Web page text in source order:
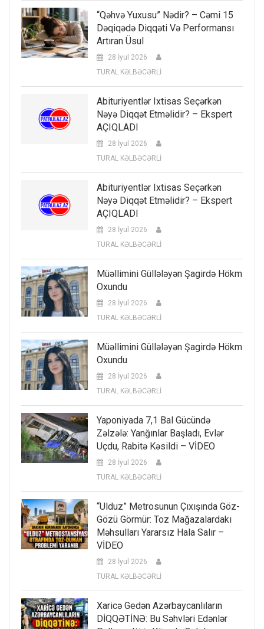
“Qəhvə Yuxusu” Nədir? – Cəmi 15
Dəqiqədə Diqqəti Və Performansı
Artıran Üsul
28 İyul 2026
TURAL KƏLBƏCƏRLİ
Abituriyentlər Ixtisas Seçərkən
Nəyə Diqqət Etməlidir? – Ekspert
AÇIQLADI
28 İyul 2026
TURAL KƏLBƏCƏRLİ
Abituriyentlər Ixtisas Seçərkən
Nəyə Diqqət Etməlidir? – Ekspert
AÇIQLADI
28 İyul 2026
TURAL KƏLBƏCƏRLİ
Müəllimini Güllələyən Şagirdə Hökm
Oxundu
28 İyul 2026
TURAL KƏLBƏCƏRLİ
Müəllimini Güllələyən Şagirdə Hökm
Oxundu
28 İyul 2026
TURAL KƏLBƏCƏRLİ
Yaponiyada 7,1 Bal Gücündə
Zəlzələ: Yanğınlar Başladı, Evlər
Uçdu, Rabitə Kəsildi – VİDEO
28 İyul 2026
TURAL KƏLBƏCƏRLİ
“Ulduz” Metrosunun Çıxışında Göz-
Gözü Görmür: Toz Mağazalardakı
Məhsulları Yararsız Hala Salır –
VİDEO
28 İyul 2026
TURAL KƏLBƏCƏRLİ
Xaricə Gedən Azərbaycanlıların
DİQQƏTİNƏ: Bu Səhvləri Edənlər